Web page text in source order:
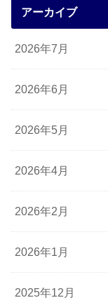
アーカイブ
2026年7月
2026年6月
2026年5月
2026年4月
2026年2月
2026年1月
2025年12月